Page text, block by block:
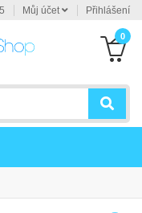
Můj účet Přihlášení
0